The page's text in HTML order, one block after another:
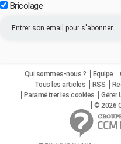
Bricolage
Qui sommes-nous ? Equipe
Tous les articles
RSS
Paramétrer les cookies
Gérer
© 2026